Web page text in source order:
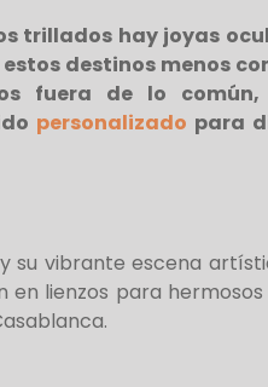
trillados hay joyas
destinos menos
fuera de lo común,
personalizado para
su vibrante escena
lienzos para hermosos